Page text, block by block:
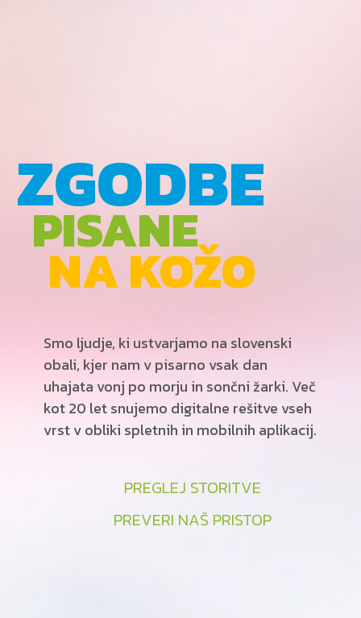
ZGODBE
PISANE
NA KOŽO
Smo ljudje, ki ustvarjamo na slovenski
obali, kjer nam v pisarno vsak dan
uhajata vonj po morju in sončni žarki. Več
kot 20 let snujemo digitalne rešitve vseh
vrst v obliki spletnih in mobilnih aplikacij.
PREGLEJ STORITVE
PREVERI NAŠ PRISTOP